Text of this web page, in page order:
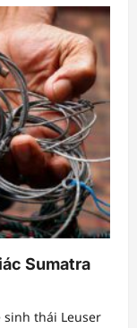
Sumatra
sinh thái Leuser